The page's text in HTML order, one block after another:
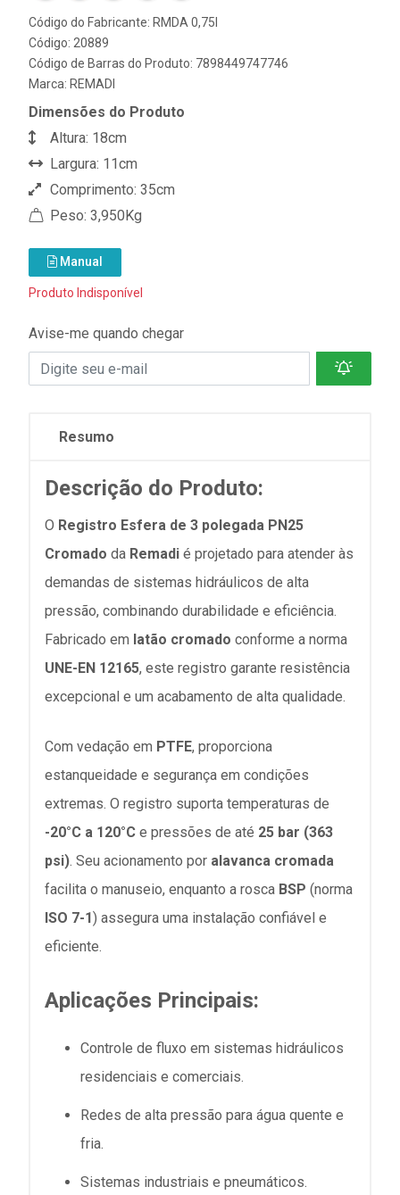
Código do Fabricante: RMDA 0,75I
Código: 20889
Código de Barras do Produto: 7898449747746
Marca: REMADI
Dimensões do Produto
Altura: 18cm
Largura: 11cm
Comprimento: 35cm
Peso: 3,950Kg
Manual
Produto Indisponível
Avise-me quando chegar
Resumo
Descrição do Produto:
O Registro Esfera de 3 polegada PN25
Cromado da Remadi é projetado para atender às
demandas de sistemas hidráulicos de alta
pressão, combinando durabilidade e eficiência.
Fabricado em latão cromado conforme a norma
UNE-EN 12165, este registro garante resistência
excepcional e um acabamento de alta qualidade.
Com vedação em PTFE, proporciona
estanqueidade e segurança em condições
extremas. O registro suporta temperaturas de
-20°C a 120°C e pressões de até 25 bar (363
psi). Seu acionamento por alavanca cromada
facilita o manuseio, enquanto a rosca BSP (norma
ISO 7-1) assegura uma instalação confiável e
eficiente.
Aplicações Principais:
Controle de fluxo em sistemas hidráulicos
residenciais e comerciais.
Redes de alta pressão para água quente e
fria.
Sistemas industriais e pneumáticos.